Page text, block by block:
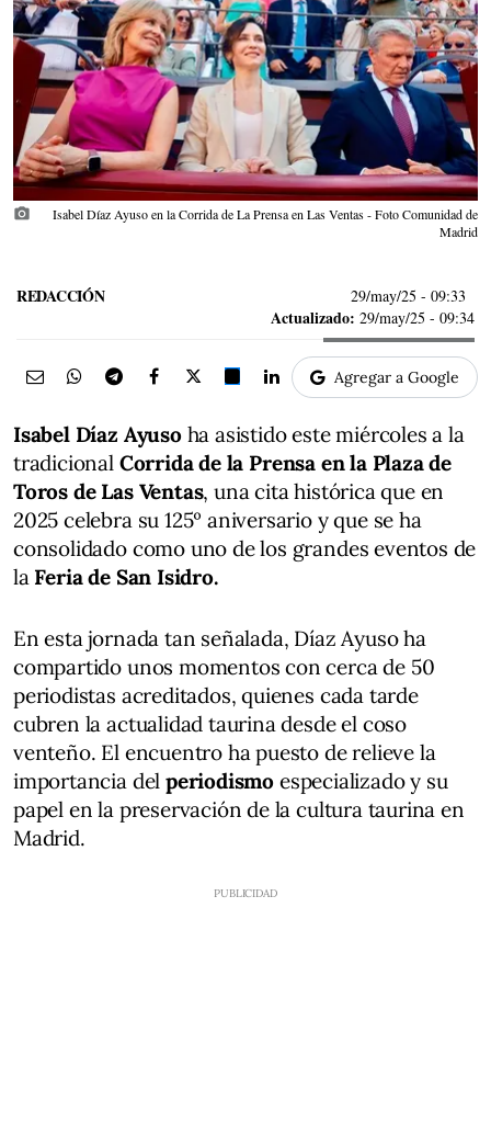
photo_camera
Isabel Díaz Ayuso en la Corrida de La Prensa en Las Ventas - Foto Comunidad de
Madrid
REDACCIÓN 29/may/25 - 09:33
Actualizado: 29/may/25 - 09:34
Agregar a Google
Isabel Díaz Ayusoha asistido este miércoles a la
tradicional Corrida de la Prensa en la Plaza de
Toros de Las Ventas, una cita histórica que en
2025 celebra su 125º aniversario y que se ha
consolidado como uno de los grandes eventos de
la Feria de San Isidro.
En esta jornada tan señalada, Díaz Ayuso ha
compartido unos momentos con cerca de 50
periodistas acreditados, quienes cada tarde
cubren la actualidad taurina desde el coso
venteño. El encuentro ha puesto de relieve la
importancia del periodismo especializado y su
papel en la preservación de la cultura taurina en
Madrid.